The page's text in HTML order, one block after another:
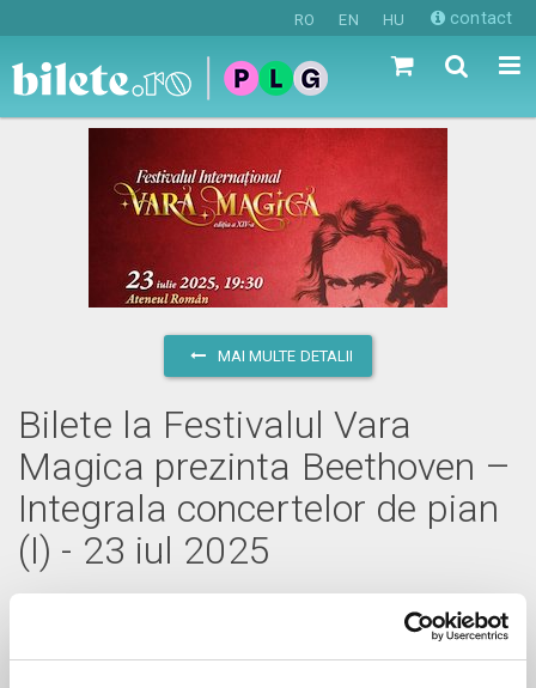
RO EN HU contact
MAI MULTE DETALII
Bilete la Festivalul Vara
Magica prezinta Beethoven –
Integrala concertelor de pian
(I) - 23 iul 2025